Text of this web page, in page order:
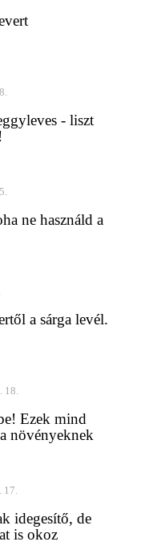
- liszt
ne használd a
a sárga levél.
18.
Ezek mind
növényeknek
17.
idegesítő, de
is okoz